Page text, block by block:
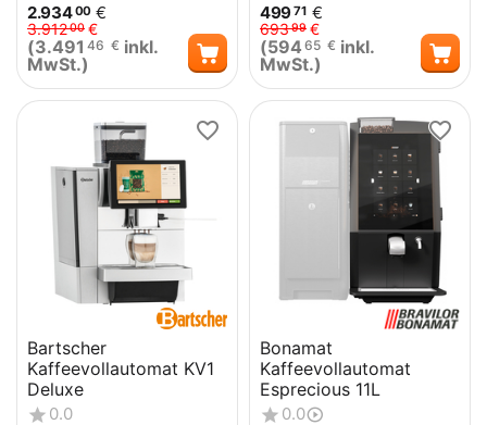
2.93400 €
3.91200 €
(3.491 46 € inkl.
MwSt.)
49971 €
69399 €
(594 65 € inkl.
MwSt.)
Bartscher
Kaffeevollautomat KV1
Deluxe
0.0
Bonamat
Kaffeevollautomat
Esprecious 11L
0.0